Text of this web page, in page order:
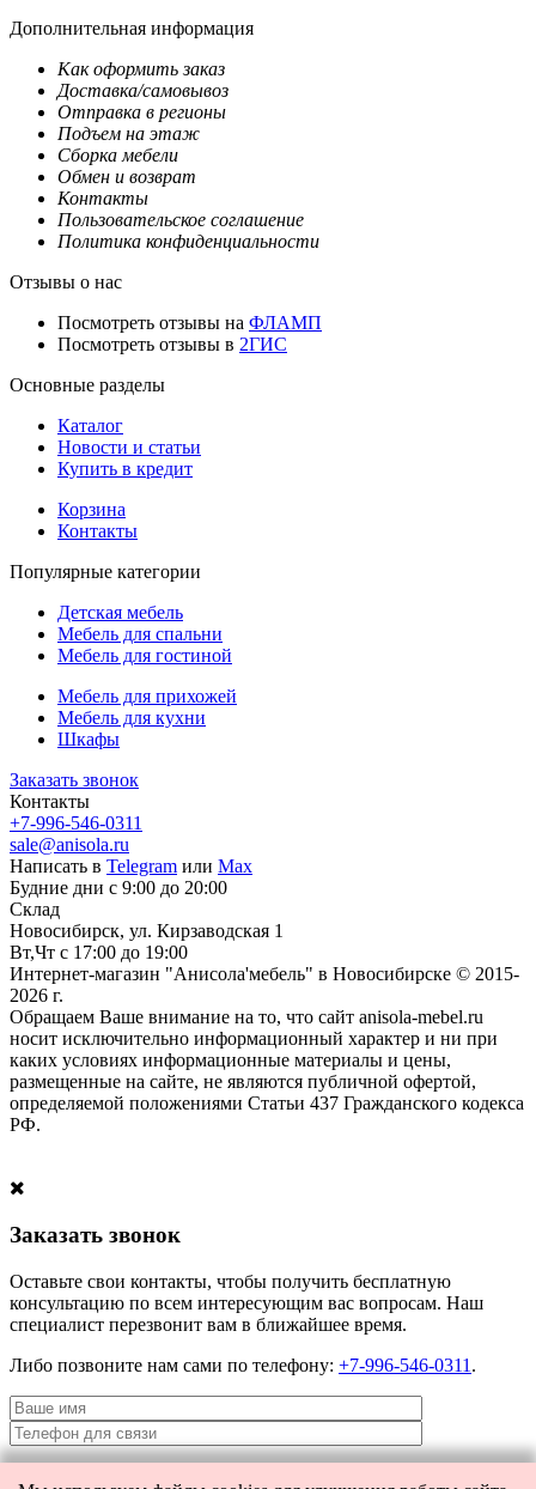
Дополнительная информация
Как оформить заказ
Доставка/самовывоз
Отправка в регионы
Подъем на этаж
Сборка мебели
Обмен и возврат
Контакты
Пользовательское соглашение
Политика конфиденциальности
Отзывы о нас
Посмотреть отзывы на ФЛАМП
Посмотреть отзывы в 2ГИС
Основные разделы
Каталог
Новости и статьи
Купить в кредит
Корзина
Контакты
Популярные категории
Детская мебель
Мебель для спальни
Мебель для гостиной
Мебель для прихожей
Мебель для кухни
Шкафы
Заказать звонок
Контакты
+7-996-546-0311
sale@anisola.ru
Написать в Telegram или Max
Будние дни с 9:00 до 20:00
Склад
Новосибирск, ул. Кирзаводская 1
Вт,Чт с 17:00 до 19:00
Интернет-магазин "Анисола'мебель" в Новосибирске © 2015-
2026 г.
Обращаем Ваше внимание на то, что сайт anisola-mebel.ru
носит исключительно информационный характер и ни при
каких условиях информационные материалы и цены,
размещенные на сайте, не являются публичной офертой,
определяемой положениями Статьи 437 Гражданского кодекса
РФ.
Заказать звонок
Оставьте свои контакты, чтобы получить бесплатную
консультацию по всем интересующим вас вопросам. Наш
специалист перезвонит вам в ближайшее время.
Либо позвоните нам сами по телефону: +7-996-546-0311 .